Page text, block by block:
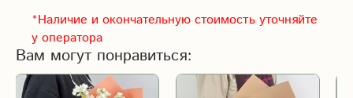
*Наличие и окончательную стоимость уточняйте
у оператора
Вам могут понравиться: